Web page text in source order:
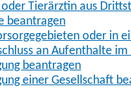
Tierärztin aus
beantragen
oder in
an Aufenthalte im
beantragen
einer Gesellschaft